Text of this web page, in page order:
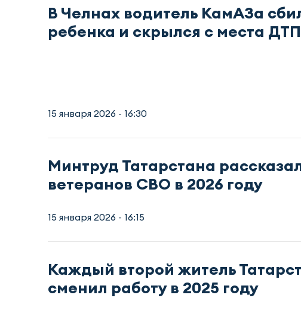
В Челнах водитель КамАЗа
ребенка и скрылся с места ДТП
15 января 2026 - 16:30
Минтруд Татарстана
ветеранов СВО в 2026 году
15 января 2026 - 16:15
Каждый второй житель
сменил работу в 2025 году